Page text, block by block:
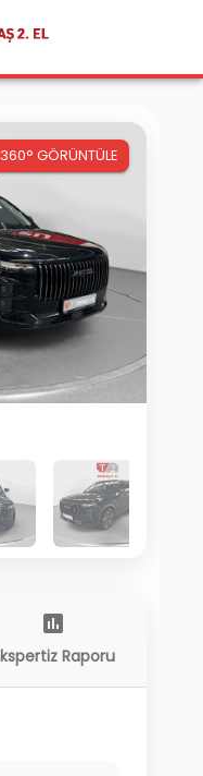
360° GÖRÜNTÜLE
Raporu